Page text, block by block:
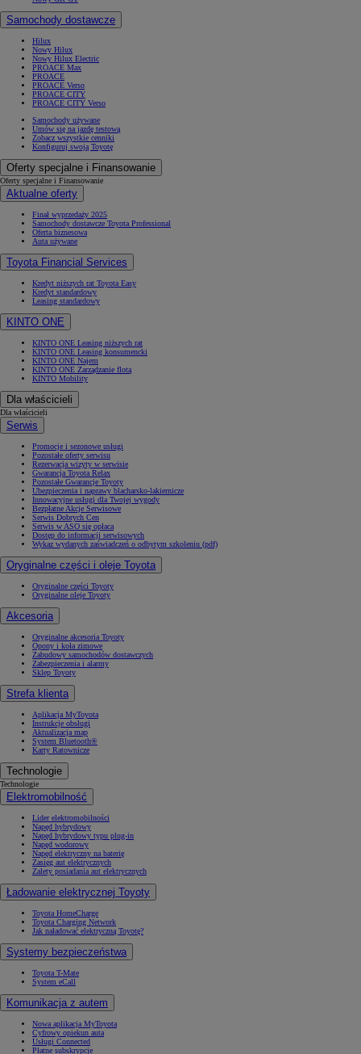
Samochody dostawcze
Hilux
Nowy Hilux
Nowy Hilux Electric
PROACE Max
PROACE
PROACE Verso
PROACE CITY
PROACE CITY Verso
Samochody używane
Umów się na jazdę testową
Zobacz wszystkie cenniki
Konfiguruj swoją Toyotę
Oferty specjalne i Finansowanie
Oferty specjalne i Finansowanie
Aktualne oferty
Finał wyprzedaży 2025
Samochody dostawcze Toyota Professional
Oferta biznesowa
Auta używane
Toyota Financial Services
Kredyt niższych rat Toyota Easy
Kredyt standardowy
Leasing standardowy
KINTO ONE
KINTO ONE Leasing niższych rat
KINTO ONE Leasing konsumencki
KINTO ONE Najem
KINTO ONE Zarządzanie flotą
KINTO Mobility
Dla właścicieli
Dla właścicieli
Serwis
Promocje i sezonowe usługi
Pozostałe oferty serwisu
Rezerwacja wizyty w serwisie
Gwarancja Toyota Relax
Pozostałe Gwarancje Toyoty
Ubezpieczenia i naprawy blacharsko-lakiernicze
Innowacyjne usługi dla Twojej wygody
Bezpłatne Akcje Serwisowe
Serwis Dobrych Cen
Serwis w ASO się opłaca
Dostęp do informacji serwisowych
Wykaz wydanych zaświadczeń o odbytym szkoleniu (pdf)
Oryginalne części i oleje Toyota
Oryginalne części Toyoty
Oryginalne oleje Toyoty
Akcesoria
Oryginalne akcesoria Toyoty
Opony i koła zimowe
Zabudowy samochodów dostawczych
Zabezpieczenia i alarmy
Sklep Toyoty
Strefa klienta
Aplikacja MyToyota
Instrukcje obsługi
Aktualizacja map
System Bluetooth®
Karty Ratownicze
Technologie
Technologie
Elektromobilność
Lider elektromobilności
Napęd hybrydowy
Napęd hybrydowy typu plug-in
Napęd wodorowy
Napęd elektryczny na baterię
Zasięg aut elektrycznych
Zalety posiadania aut elektrycznych
Ładowanie elektrycznej Toyoty
Toyota HomeCharge
Toyota Charging Network
Jak naładować elektryczną Toyotę?
Systemy bezpieczeństwa
Toyota T-Mate
System eCall
Komunikacja z autem
Nowa aplikacja MyToyota
Cyfrowy opiekun auta
Usługi Connected
Płatne subskrypcje